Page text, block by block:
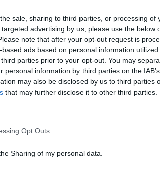
sale, sharing to third parties, or processing of
advertising by us, please use the below
note that after your opt-out request is
ads based on personal information
parties prior to your opt-out. You may
personal information by third parties on the
may also be disclosed by us to third parties
that may further disclose it to other third parties.
Opt Outs
Sharing of my personal data.